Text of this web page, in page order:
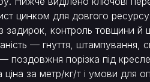
цинком для довгого
задирок, контроль товщини й
— гнуття, штампування,
поздовжня порізка під
за метр/кг/т і умови для